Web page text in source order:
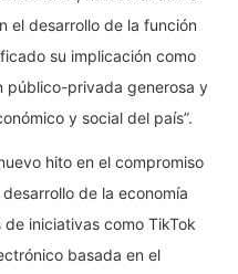
el desarrollo de la función
su implicación como
público-privada generosa y
y social del país”.
hito en el compromiso
de la economía
iniciativas como TikTok
basada en el